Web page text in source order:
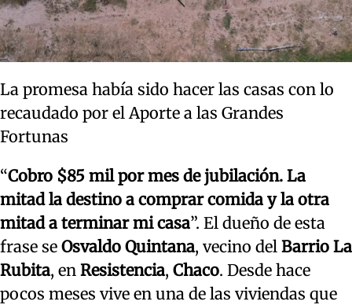
La promesa había sido hacer las casas con lo
recaudado por el Aporte a las Grandes
Fortunas
“Cobro $85 mil por mes de jubilación. La
mitad la destino a comprar comida y la otra
mitad a terminar mi casa”. El dueño de esta
frase se Osvaldo Quintana, vecino del Barrio La
Rubita, en Resistencia, Chaco. Desde hace
pocos meses vive en una de las viviendas que